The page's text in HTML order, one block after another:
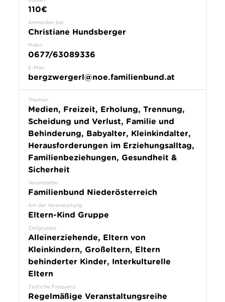
110€
Anmelden bei
Christiane Hundsberger
Mobil
0677/63089336
E-Mail
bergzwergerl@noe.familienbund.at
Themen
Medien, Freizeit, Erholung, Trennung,
Scheidung und Verlust, Familie und
Behinderung, Babyalter, Kleinkindalter,
Herausforderungen im Erziehungsalltag,
Familienbeziehungen, Gesundheit &
Sicherheit
Veranstalter
Familienbund Niederösterreich
Art der Veranstaltung
Eltern-Kind Gruppe
Zielgruppe
Alleinerziehende, Eltern von
Kleinkindern, Großeltern, Eltern
behinderter Kinder, Interkulturelle
Eltern
Zeitliche Frequenz
Regelmäßige Veranstaltungsreihe